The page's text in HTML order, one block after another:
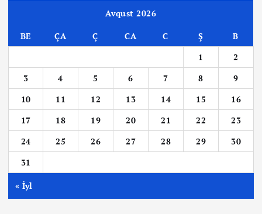
Avqust 2026
BE ÇA Ç CA C Ş
B
1
2
3
4 5 6 7 8
9
10
11 12 13 14 15
16
17
18 19 20 21 22
23
24
25 26 27 28 29
30
31
« İyl